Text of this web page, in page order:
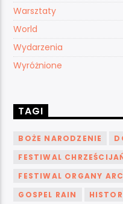
Warsztaty
World
Wydarzenia
Wyróżnione
TAGI
BOŻE NARODZENIE
FESTIWAL
FESTIWAL ORGANY
GOSPEL RAIN